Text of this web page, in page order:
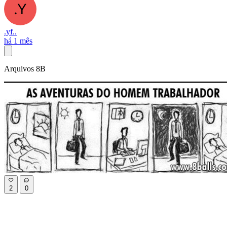
.yf..
há 1 mês
Arquivos 8B
2 0